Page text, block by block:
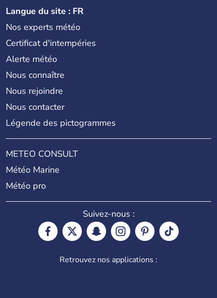
Langue du site : FR
Nos experts météo
Certificat d'intempéries
Alerte météo
Nous connaître
Nous rejoindre
Nous contacter
Légende des pictogrammes
METEO CONSULT
Météo Marine
Météo pro
Suivez-nous :
Retrouvez nos applications :